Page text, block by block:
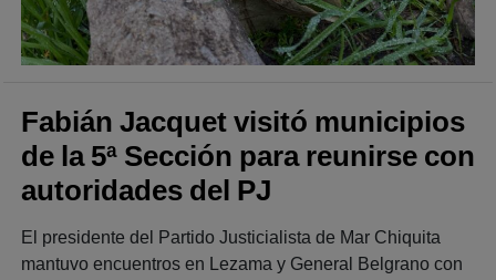
Fabián Jacquet visitó municipios
de la 5ª Sección para reunirse con
autoridades del PJ
El presidente del Partido Justicialista de Mar Chiquita
mantuvo encuentros en Lezama y General Belgrano con